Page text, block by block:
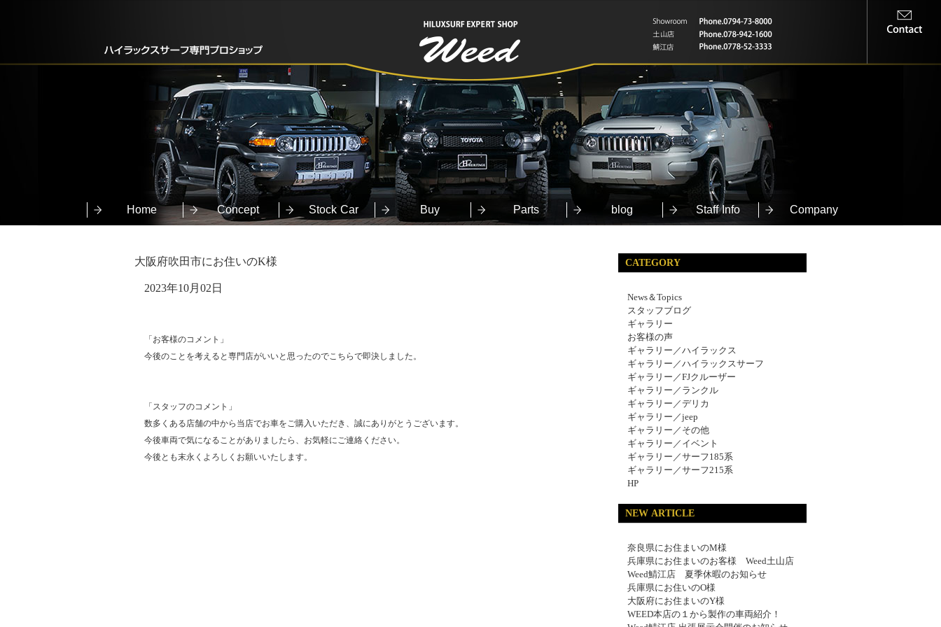
EXPERT SHOP
Weed
Home Concept Stock Car Buy Parts blog Staff Info Company
大阪府吹田市にお住いのK様
2023年10月02日
「お客様のコメント」
今後のことを考えると専門店がいいと思ったのでこちらで即決しました。
「スタッフのコメント」
数多くある店舗の中から当店でお車をご購入いただき、誠にありがとうございます。
今後車両で気になることがありましたら、お気軽にご連絡ください。
今後とも末永くよろしくお願いいたします。
CATEGORY
News＆Topics
スタッフブログ
ギャラリー
お客様の声
ギャラリー／ハイラックス
ギャラリー／ハイラックスサーフ
ギャラリー／FJクルーザー
ギャラリー／ランクル
ギャラリー／デリカ
ギャラリー／jeep
ギャラリー／その他
ギャラリー／イベント
ギャラリー／サーフ185系
ギャラリー／サーフ215系
HP
NEW ARTICLE
奈良県にお住まいのM様
兵庫県にお住まいのお客様 Weed土山店
Weed鯖江店 夏季休暇のお知らせ
兵庫県にお住いのO様
大阪府にお住まいのY様
WEED本店の１から製作の車両紹介！